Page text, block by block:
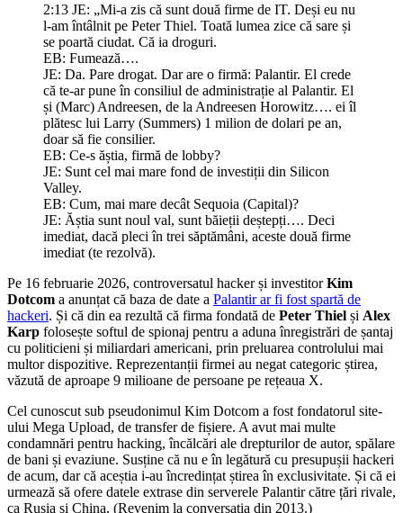
2:13 JE: „Mi-a zis că sunt două firme de IT. Deși eu nu
l-am întâlnit pe Peter Thiel. Toată lumea zice că sare și
se poartă ciudat. Că ia droguri.
EB: Fumează….
JE: Da. Pare drogat. Dar are o firmă: Palantir. El crede
că te-ar pune în consiliul de administrație al Palantir. El
și (Marc) Andreesen, de la Andreesen Horowitz…. ei îl
plătesc lui Larry (Summers) 1 milion de dolari pe an,
doar să fie consilier.
EB: Ce-s ăștia, firmă de lobby?
JE: Sunt cel mai mare fond de investiții din Silicon
Valley.
EB: Cum, mai mare decât Sequoia (Capital)?
JE: Ăștia sunt noul val, sunt băieții deștepți…. Deci
imediat, dacă pleci în trei săptămâni, aceste două firme
imediat (te rezolvă).
Pe 16 februarie 2026, controversatul hacker și investitorKim
Dotcom a anunțat că baza de date a Palantir ar fi fost spartă de
hackeri. Și că din ea rezultă că firma fondată de Peter Thiel și Alex
Karp folosește softul de spionaj pentru a aduna înregistrări de șantaj
cu politicieni și miliardari americani, prin preluarea controlului mai
multor dispozitive. Reprezentanții firmei au negat categoric știrea,
văzută de aproape 9 milioane de persoane pe rețeaua X.
Cel cunoscut sub pseudonimul Kim Dotcom a fost fondatorul site-
ului Mega Upload, de transfer de fișiere. A avut mai multe
condamnări pentru hacking, încălcări ale drepturilor de autor, spălare
de bani și evaziune. Susține că nu e în legătură cu presupușii hackeri
de acum, dar că aceștia i-au încredințat știrea în exclusivitate. Și că ei
urmează să ofere datele extrase din serverele Palantir către țări rivale,
ca Rusia și China. (Revenim la conversația din 2013.)